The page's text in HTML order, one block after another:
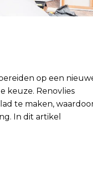
op een
keuze. Renovlies
te maken,
In dit artikel